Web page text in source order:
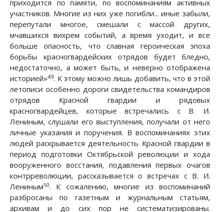
приходится по памяти, по воспоминаниям активных
участников. Многие из них уже погибли... иные забыли,
перепутали многое, смешали с массой других,
мчавшихся вихрем событий, а время уходит, и все
больше опасность, что славная героическая эпоха
борьбы красногвардейских отрядов будет бледно,
недостаточно, а может быть, и неверно отображена
историей»49. К этому можно лишь добавить, что в этой
летописи особенно дороги свидетельства командиров
отрядов Красной гвардии и рядовых
красногвардейцев, которые встречались с В. И.
Лениным, слушали его выступления, получали от него
личные указания и поручения. В воспоминаниях этих
людей раскрывается деятельность Красной гвардии в
период подготовки Октябрьской революции и хода
вооруженного восстания, подавления первых очагов
контрреволюции, рассказывается о встречах с В. И.
Лениным50. К сожалению, многие из воспоминаний
разбросаны по газетным и журнальным статьям,
архивам и до сих пор не систематизированы.